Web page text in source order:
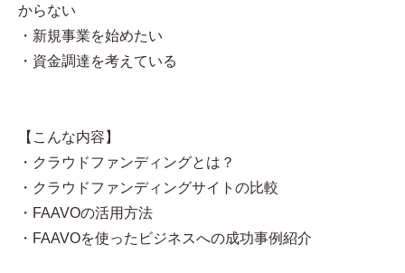
からない
・新規事業を始めたい
・資金調達を考えている
【こんな内容】
・クラウドファンディングとは？
・クラウドファンディングサイトの比較
・FAAVOの活用方法
・FAAVOを使ったビジネスへの成功事例紹介